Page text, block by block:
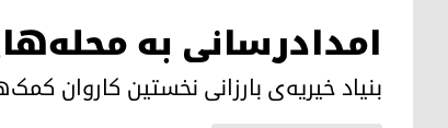
امدادرسانی به
بنیاد خیریه‌ی بارزانی نخستین کاروان